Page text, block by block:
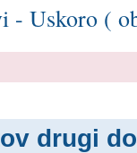
- Uskoro (
drugi